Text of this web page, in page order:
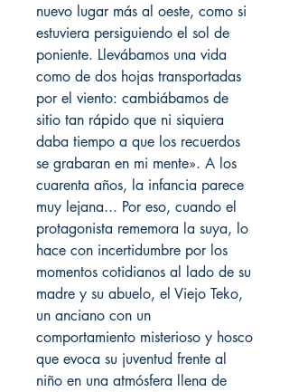
nuevo lugar más al oeste, como si
estuviera persiguiendo el sol de
poniente. Llevábamos una vida
como de dos hojas transportadas
por el viento: cambiábamos de
sitio tan rápido que ni siquiera
daba tiempo a que los recuerdos
se grabaran en mi mente». A los
cuarenta años, la infancia parece
muy lejana... Por eso, cuando el
protagonista rememora la suya, lo
hace con incertidumbre por los
momentos cotidianos al lado de su
madre y su abuelo, el Viejo Teko,
un anciano con un
comportamiento misterioso y hosco
que evoca su juventud frente al
niño en una atmósfera llena de